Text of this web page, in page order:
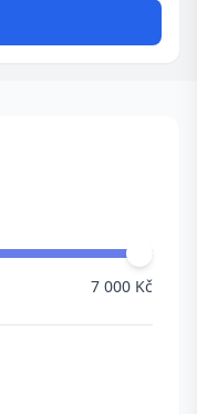
7 000 Kč